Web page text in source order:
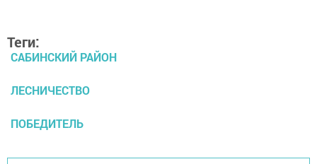
Теги:
САБИНСКИЙ РАЙОН
ЛЕСНИЧЕСТВО
ПОБЕДИТЕЛЬ